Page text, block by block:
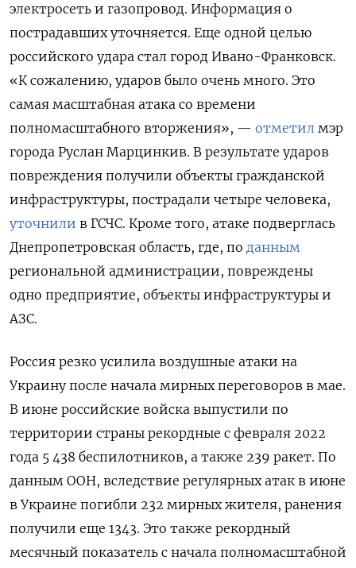
электросеть и газопровод. Информация о
пострадавших уточняется. Еще одной целью
российского удара стал город Ивано-Франковск.
«К сожалению, ударов было очень много. Это
самая масштабная атака со времени
полномасштабного вторжения», — отметил мэр
города Руслан Марцинкив. В результате ударов
повреждения получили объекты гражданской
инфраструктуры, пострадали четыре человека,
уточнили в ГСЧС. Кроме того, атаке подверглась
Днепропетровская область, где, по данным
региональной администрации, повреждены
одно предприятие, объекты инфраструктуры и
АЗС.
Россия резко усилила воздушные атаки на
Украину после начала мирных переговоров в мае.
В июне российские войска выпустили по
территории страны рекордные с февраля 2022
года 5 438 беспилотников, а также 239 ракет. По
данным ООН, вследствие регулярных атак в июне
в Украине погибли 232 мирных жителя, ранения
получили еще 1343. Это также рекордный
месячный показатель с начала полномасштабной